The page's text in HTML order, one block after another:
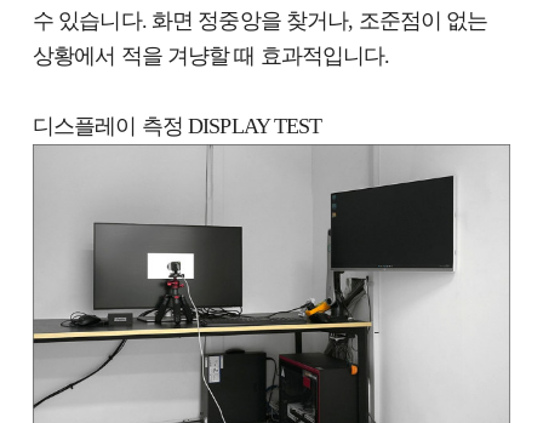
수 있습니다. 화면 정중앙을 찾거나, 조준점이 없는
상황에서 적을 겨냥할 때 효과적입니다.
디스플레이 측정 DISPLAY TEST